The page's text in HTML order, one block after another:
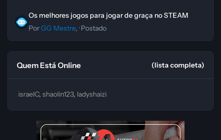
Os melhores jogos para jogar de graça no STEAM
PorGG Mestre, ·Postado
Quem Está Online (lista completa)
israelC shaolin123 ladyshaizi